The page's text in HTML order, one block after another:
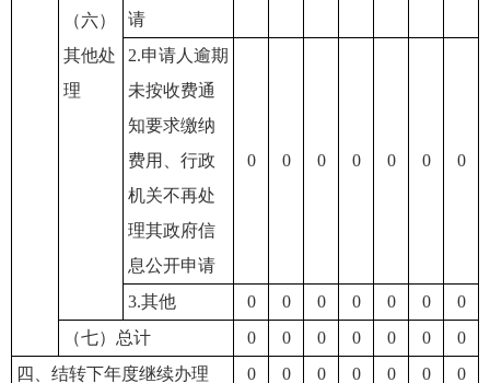
（六）
其他处
理
请
2.申请人逾期
未按收费通
知要求缴纳
费用、行政
机关不再处
理其政府信
息公开申请
0 0 0 0 0 0 0
3.其他 0 0 0 0 0 0
0
（七）总计
0 0 0 0 0 0
0
四、结转下年度继续办理
0 0 0 0 0 0 0